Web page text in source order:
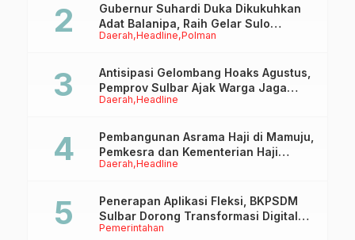
Daerah Headline Polman
Gubernur Suhardi Duka Dikukuhkan
Adat Balanipa, Raih Gelar Sulo
Tappidena
Daerah Headline
Antisipasi Gelombang Hoaks Agustus,
Pemprov Sulbar Ajak Warga Jaga
Ruang Digital
Daerah Headline
Pembangunan Asrama Haji di Mamuju,
Pemkesra dan Kementerian Haji
Sulbar Tinjau Lokasi
Pemerintahan
Penerapan Aplikasi Fleksi, BKPSDM
Sulbar Dorong Transformasi Digital
Sistem Kehadiran ASN